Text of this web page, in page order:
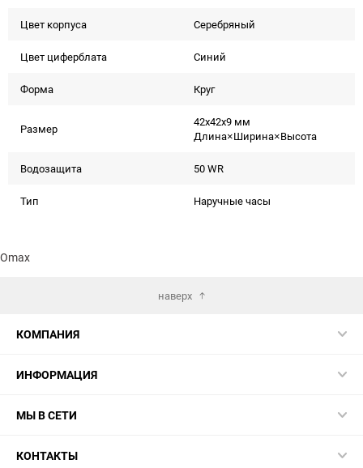
Цвет корпуса Серебряный
Цвет циферблата Синий
Форма Круг
Размер
42x42x9 мм
Длина×Ширина×Высота
Водозащита 50 WR
Тип Наручные часы
Omax
наверх
КОМПАНИЯ
ИНФОРМАЦИЯ
МЫ В СЕТИ
КОНТАКТЫ